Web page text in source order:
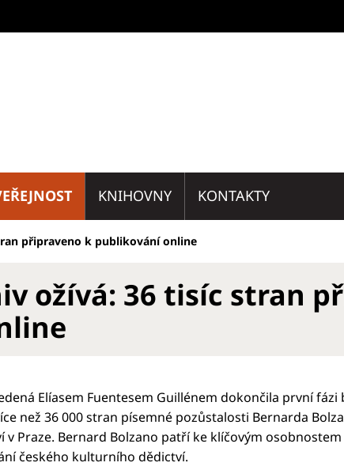
KNIHOVNY KONTAKTY
připraveno k publikování online
ožívá: 36 tisíc stran
Elíasem Fuentesem Guillénem dokončila první
než 36 000 stran písemné pozůstalosti Bernarda
Praze. Bernard Bolzano patří ke klíčovým
českého kulturního dědictví.